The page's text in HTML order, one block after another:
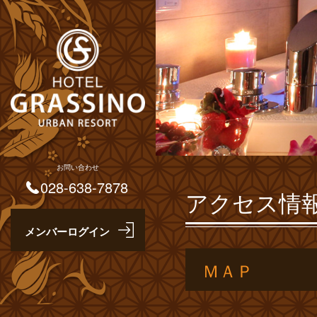
お問い合わせ
028-638-7878 アクセス情
ＭＡＰ